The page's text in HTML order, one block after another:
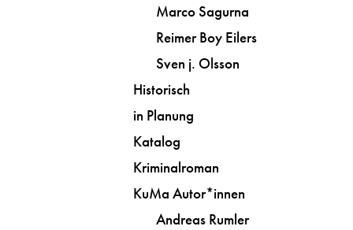
Marco Sagurna
Reimer Boy Eilers
Sven j. Olsson
Historisch
in Planung
Katalog
Kriminalroman
KuMa Autor*innen
Andreas Rumler